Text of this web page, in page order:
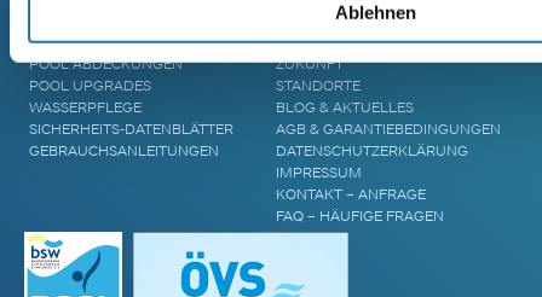
Ablehnen
POOL ÜBERDACHUNGEN
POOL ABDECKUNGEN
POOL UPGRADES
WASSERPFLEGE
SICHERHEITS-DATENBLÄTTER
GEBRAUCHSANLEITUNGEN
CRANPOOL – GESCHICHTE &
ZUKUNFT
STANDORTE
BLOG & AKTUELLES
AGB & GARANTIEBEDINGUNGEN
DATENSCHUTZERKLÄRUNG
IMPRESSUM
KONTAKT – ANFRAGE
FAQ – HÄUFIGE FRAGEN